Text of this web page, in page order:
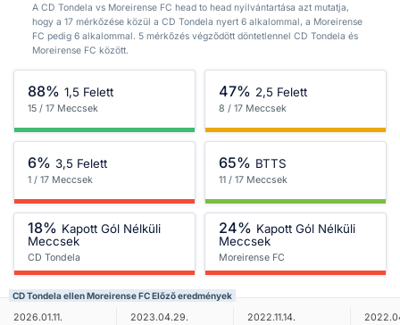
A CD Tondela vs Moreirense FC head to head nyilvántartása azt mutatja,
hogy a 17 mérkőzése közül a CD Tondela nyert 6 alkalommal, a Moreirense
FC pedig 6 alkalommal. 5 mérkőzés végződött döntetlennel CD Tondela és
Moreirense FC között.
88% 1,5 Felett
15 / 17 Meccsek
47% 2,5 Felett
8 / 17 Meccsek
6% 3,5 Felett
1 / 17 Meccsek
65% BTTS
11 / 17 Meccsek
18% Kapott Gól Nélküli
Meccsek
CD Tondela
24% Kapott Gól Nélküli
Meccsek
Moreirense FC
CD Tondela ellen Moreirense FC Előző eredmények
2026.01.11. 2023.04.29. 2022.11.14.